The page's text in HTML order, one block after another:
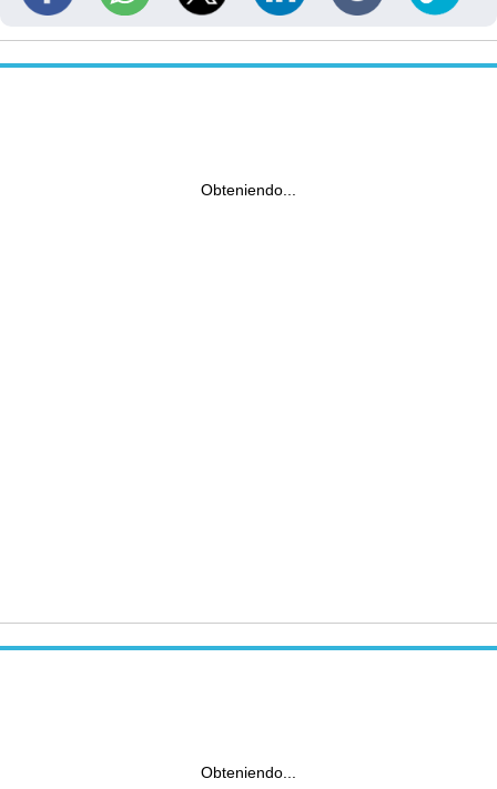
Obteniendo...
Obteniendo...